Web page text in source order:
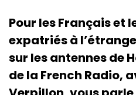
Pour les Français et
expatriés à
sur les antennes de
de la French Radio,